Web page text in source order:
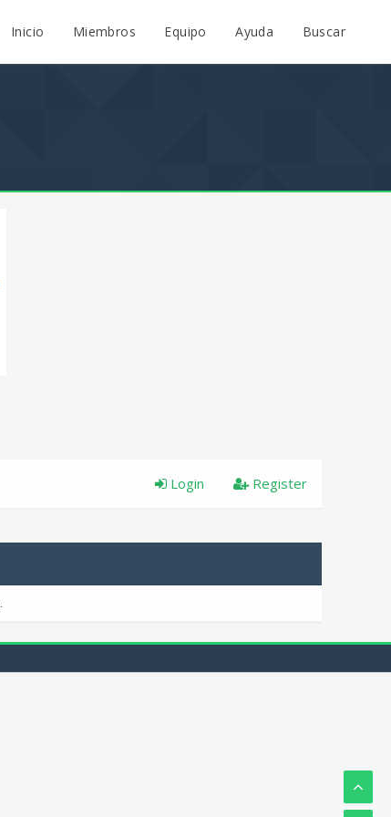
Inicio Miembros Equipo Ayuda Buscar
Register
Login